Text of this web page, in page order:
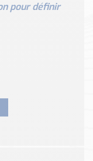
pour définir